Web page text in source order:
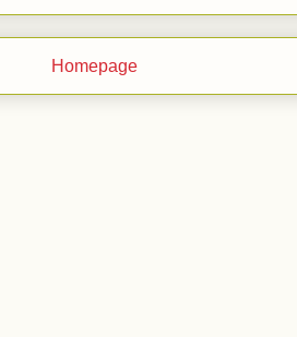
Homepage